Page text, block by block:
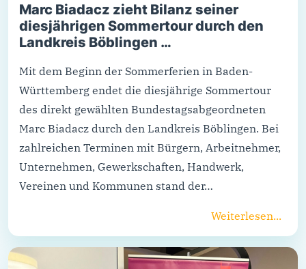
Marc Biadacz zieht Bilanz seiner
diesjährigen Sommertour durch den
Landkreis Böblingen …
Mit dem Beginn der Sommerferien in Baden-
Württemberg endet die diesjährige Sommertour
des direkt gewählten Bundestagsabgeordneten
Marc Biadacz durch den Landkreis Böblingen. Bei
zahlreichen Terminen mit Bürgern, Arbeitnehmer,
Unternehmen, Gewerkschaften, Handwerk,
Vereinen und Kommunen stand der…
Weiterlesen...